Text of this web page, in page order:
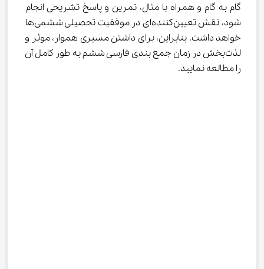
گام به گام و همراه با مثال، تمرین و پاسخ تشریحی انجام
شود، نقش تعیین‌کننده‌ای در موفقیت تحصیلی ششمی‌ها
خواهد داشت. بنابراین، برای داشتن مسیری هموار، موثر و
لذت‌بخش در زمان جمع بندی فارسی ششم به طور کامل آن
را مطالعه نمایید.